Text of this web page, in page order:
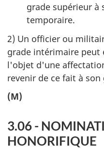
grade supérieur à
temporaire.
2) Un officier ou
grade intérimaire
l'objet d'une
revenir de ce fait à
(M)
3.06 -
HONORIFIQUE